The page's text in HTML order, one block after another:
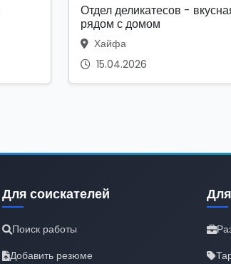
Отдел деликатесов -
рядом с домом
Хайфа
15.04.2026
Для соискателей
Поиск работы
Добавить резюме